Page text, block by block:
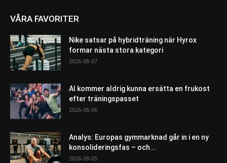
VÅRA FAVORITER
Nike satsar på hybridträning när Hyrox
formar nästa stora kategori
2026-08-07
AI kommer aldrig kunna ersätta en frukost
efter träningspasset
2026-08-06
Analys: Europas gymmarknad går in i en ny
konsolideringsfas – och...
2026-08-05